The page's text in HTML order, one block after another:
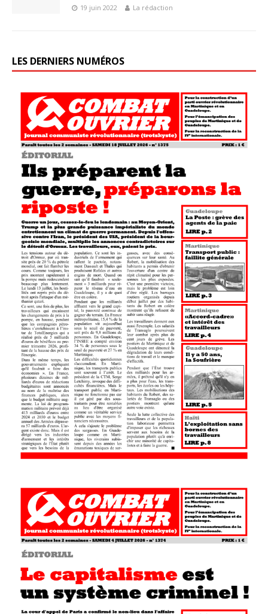
19 juin 2022 La rédaction
LES DERNIERS NUMÉROS